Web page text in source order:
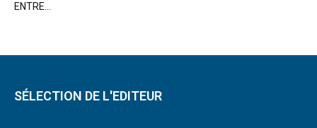
ENTRE...
SÉLECTION DE L'EDITEUR